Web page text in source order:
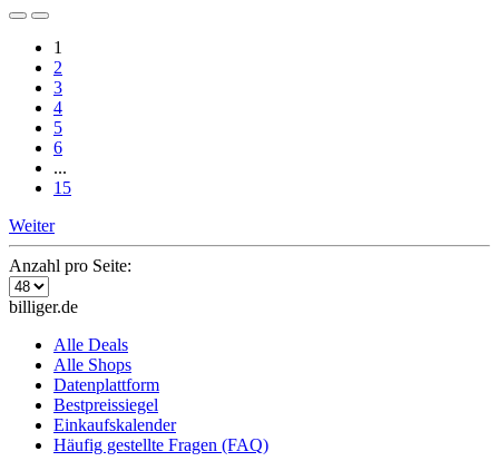
1
2
3
4
5
6
...
15
Weiter
Anzahl pro Seite:
billiger.de
Alle Deals
Alle Shops
Datenplattform
Bestpreissiegel
Einkaufskalender
Häufig gestellte Fragen (FAQ)